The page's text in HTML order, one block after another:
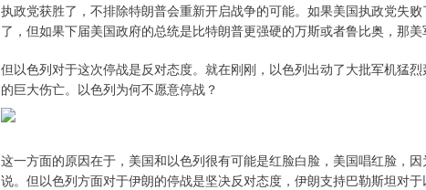
执政党获胜了，不排除特朗普会重新开启战争的可能。如果美国执政党失
了，但如果下届美国政府的总统是比特朗普更强硬的万斯或者鲁比奥，那美
但以色列对于这次停战是反对态度。就在刚刚，以色列出动了大批军机猛
的巨大伤亡。以色列为何不愿意停战？
这一方面的原因在于，美国和以色列很有可能是红脸白脸，美国唱红脸，
说。但以色列方面对于伊朗的停战是坚决反对态度，伊朗支持巴勒斯坦对